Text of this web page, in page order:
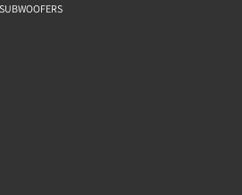
SUBWOOFERS